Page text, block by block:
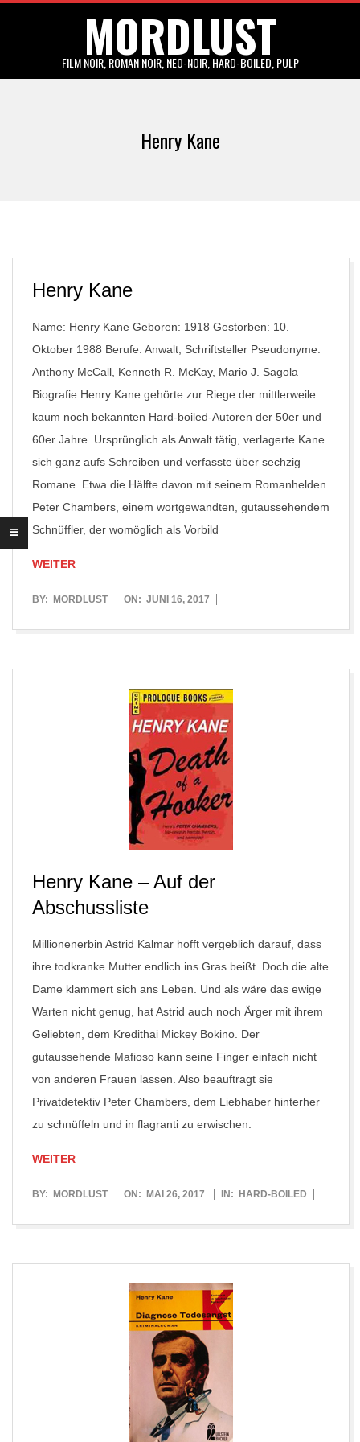
MORDLUST
FILM NOIR, ROMAN NOIR, NEO-NOIR, HARD-BOILED, PULP
Henry Kane
Henry Kane
Name: Henry Kane Geboren: 1918 Gestorben: 10.
Oktober 1988 Berufe: Anwalt, Schriftsteller Pseudonyme:
Anthony McCall, Kenneth R. McKay, Mario J. Sagola
Biografie Henry Kane gehörte zur Riege der mittlerweile
kaum noch bekannten Hard-boiled-Autoren der 50er und
60er Jahre. Ursprünglich als Anwalt tätig, verlagerte Kane
sich ganz aufs Schreiben und verfasste über sechzig
Romane. Etwa die Hälfte davon mit seinem Romanhelden
Peter Chambers, einem wortgewandten, gutaussehendem
Schnüffler, der womöglich als Vorbild
WEITER
2017-
BY: MORDLUST ON: JUNI 16, 2017
Henry Kane – Auf der
Abschussliste
Millionenerbin Astrid Kalmar hofft vergeblich darauf, dass
ihre todkranke Mutter endlich ins Gras beißt. Doch die alte
Dame klammert sich ans Leben. Und als wäre das ewige
Warten nicht genug, hat Astrid auch noch Ärger mit ihrem
Geliebten, dem Kredithai Mickey Bokino. Der
gutaussehende Mafioso kann seine Finger einfach nicht
von anderen Frauen lassen. Also beauftragt sie
Privatdetektiv Peter Chambers, dem Liebhaber hinterher
zu schnüffeln und in flagranti zu erwischen.
WEITER
2017-
BY: MORDLUST ON: MAI 26, 2017 IN: HARD-BOILED